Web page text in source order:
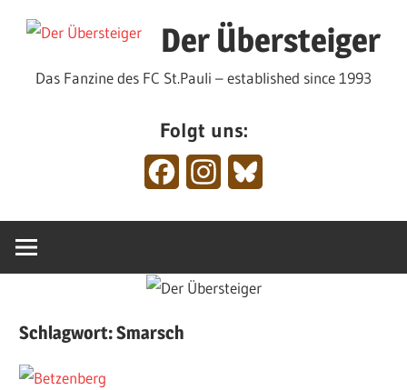
Inhalt
Der Übersteiger
Das Fanzine des FC St.Pauli – established since 1993
Folgt uns:
FacebookInstagram
Schlagwort:Smarsch